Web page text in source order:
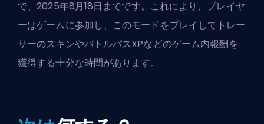
で、2025年8月18日までです。これにより、プレイヤ
ーはゲームに参加し、このモードをプレイしてトレー
サーのスキンやバトルパスXPなどのゲーム内報酬を
獲得する十分な時間があります。